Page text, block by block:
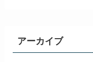
アーカイブ